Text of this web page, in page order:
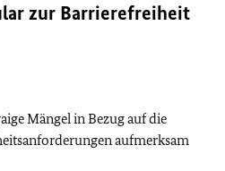
zur Barrierefreiheit
Mängel in Bezug auf die
aufmerksam